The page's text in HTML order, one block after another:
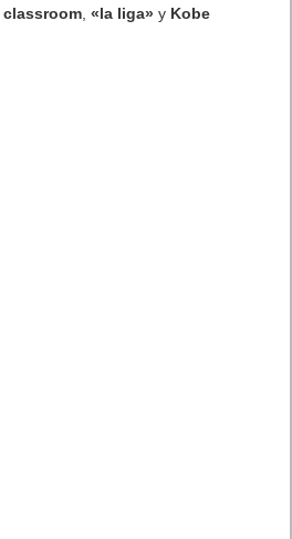
,classroom ,«la liga» y Kobe